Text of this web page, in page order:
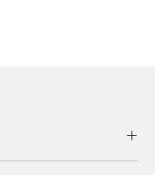
神奈川県